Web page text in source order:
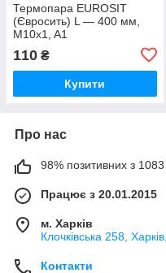
Термопара EUROSIT
(Євросить) L — 400 мм,
M10x1, A1
110 ₴
Купити
Про нас
98% позитивних з 1083
Працює з 20.01.2015
м. Харків
Клочкiвська 258,
Контакти